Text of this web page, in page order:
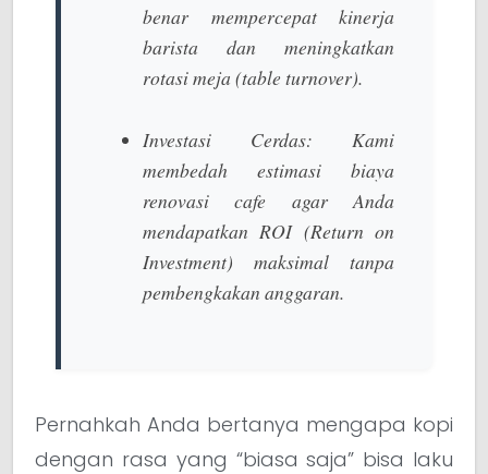
benar mempercepat kinerja
barista dan meningkatkan
rotasi meja (table turnover).
Investasi Cerdas: Kami
membedah estimasi biaya
renovasi cafe agar Anda
mendapatkan ROI (Return on
Investment) maksimal tanpa
pembengkakan anggaran.
Pernahkah Anda bertanya mengapa kopi
dengan rasa yang “biasa saja” bisa laku